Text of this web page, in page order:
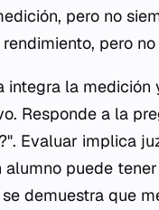
pero no
pero
integra la
Responde a la
Evaluar implica
alumno puede
demuestra que